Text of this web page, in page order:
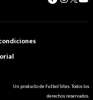
Un producto de Futbol Sites. Todos los
derechos reservados.